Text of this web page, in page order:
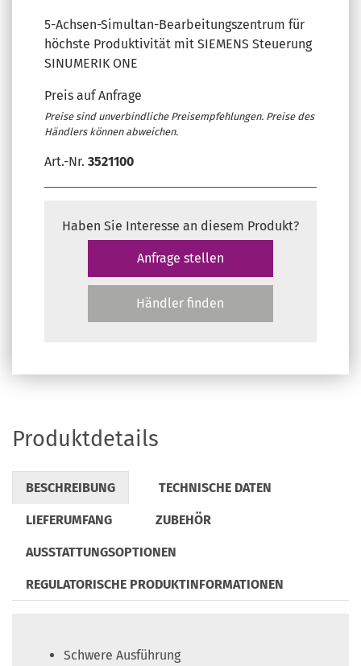
5-Achsen-Simultan-Bearbeitungszentrum für
höchste Produktivität mit SIEMENS Steuerung
SINUMERIK ONE
Preis auf Anfrage
Preise sind unverbindliche Preisempfehlungen. Preise des
Händlers können abweichen.
Art.-Nr. 3521100
Haben Sie Interesse an diesem Produkt?
Anfrage stellen
Händler finden
Produktdetails
BESCHREIBUNG TECHNISCHE DATEN
LIEFERUMFANG ZUBEHÖR
AUSSTATTUNGSOPTIONEN
REGULATORISCHE PRODUKTINFORMATIONEN
Schwere Ausführung